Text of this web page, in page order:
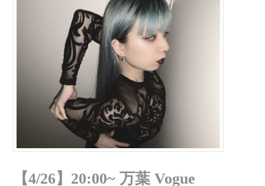
【4/26】20:00~ 万葉 Vogue